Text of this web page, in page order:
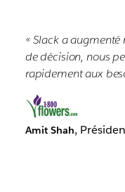
« Slack a
de décision, nous
rapidement aux
Amit Shah,